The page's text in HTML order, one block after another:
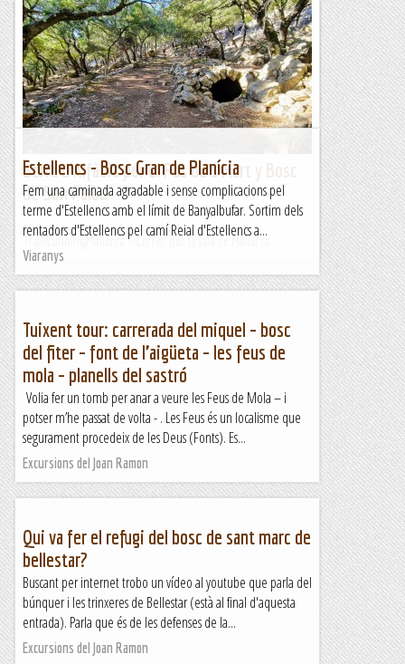
Aparcament Falconera, La Sabatera, balma d'en Rubí, cova
Bosc Màgic, font i foradada de la Figuerota i cova
MuronellAparcament Falconera, La Sabatera, balma d'en
Rubí,...
Muntanya
Serra d’Alfàbia por el Pas de’s Mart y Bosc
de Son Palou
TrailRunningMallorca – Correr por la isla de Mallorca
Estellencs - Bosc Gran de Planícia
Fem una caminada agradable i sense complicacions pel
terme d'Estellencs amb el límit de Banyalbufar. Sortim dels
rentadors d'Estellencs pel camí Reial d'Estellencs a...
Viaranys
Tuixent tour: carrerada del miquel – bosc
del fiter – font de l’aigüeta – les feus de
mola – planells del sastró
Volia fer un tomb per anar a veure les Feus de Mola – i
potser m’he passat de volta - . Les Feus és un localisme que
segurament procedeix de les Deus (Fonts). Es...
Excursions del Joan Ramon
Qui va fer el refugi del bosc de sant marc de
bellestar?
Buscant per internet trobo un vídeo al youtube que parla del
búnquer i les trinxeres de Bellestar (està al final d'aquesta
entrada). Parla que és de les defenses de la...
Excursions del Joan Ramon